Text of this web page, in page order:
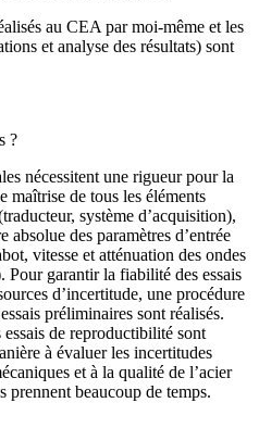
au CEA par moi-même et les
et analyse des résultats) sont
?
nécessitent une rigueur pour la
maîtrise de tous les éléments
système d’acquisition),
des paramètres d’entrée
vitesse et atténuation des ondes
garantir la fiabilité des essais
d’incertitude, une procédure
préliminaires sont réalisés.
essais de reproductibilité sont
à évaluer les incertitudes
et à la qualité de l’acier
prennent beaucoup de temps.